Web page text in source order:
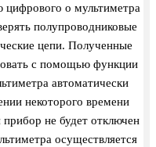
о мультиметра
полупроводниковые
цепи. Полученные
с помощью функции
автоматически
некоторого времени
прибор не будет отключен
осуществляется